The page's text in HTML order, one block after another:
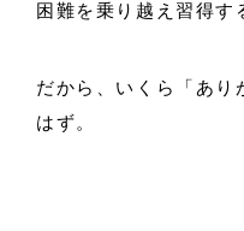
困難を乗り越え習得す
だから、いくら「あり
はず。